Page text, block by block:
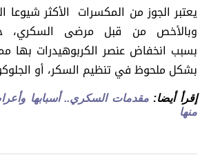
يعتبر الجوز من المكسرات الأكثر شيوعا
وبالأخص من قبل مرضى
بسبب انخفاض عنصر الكربوهيدرات بها
بشكل ملحوظ في تنظيم السكر، أو
إقرأ أيضا: مقدمات السكري.. أسبابها
منها